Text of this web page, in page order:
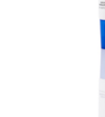
tuotteet -20 %!